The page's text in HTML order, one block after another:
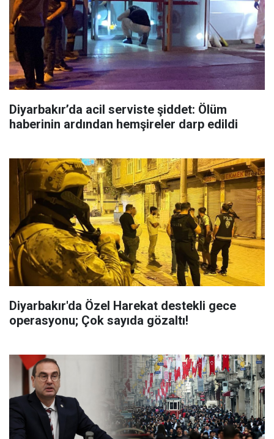
Diyarbakır’da acil serviste şiddet: Ölüm
haberinin ardından hemşireler darp edildi
Diyarbakır'da Özel Harekat destekli gece
operasyonu; Çok sayıda gözaltı!